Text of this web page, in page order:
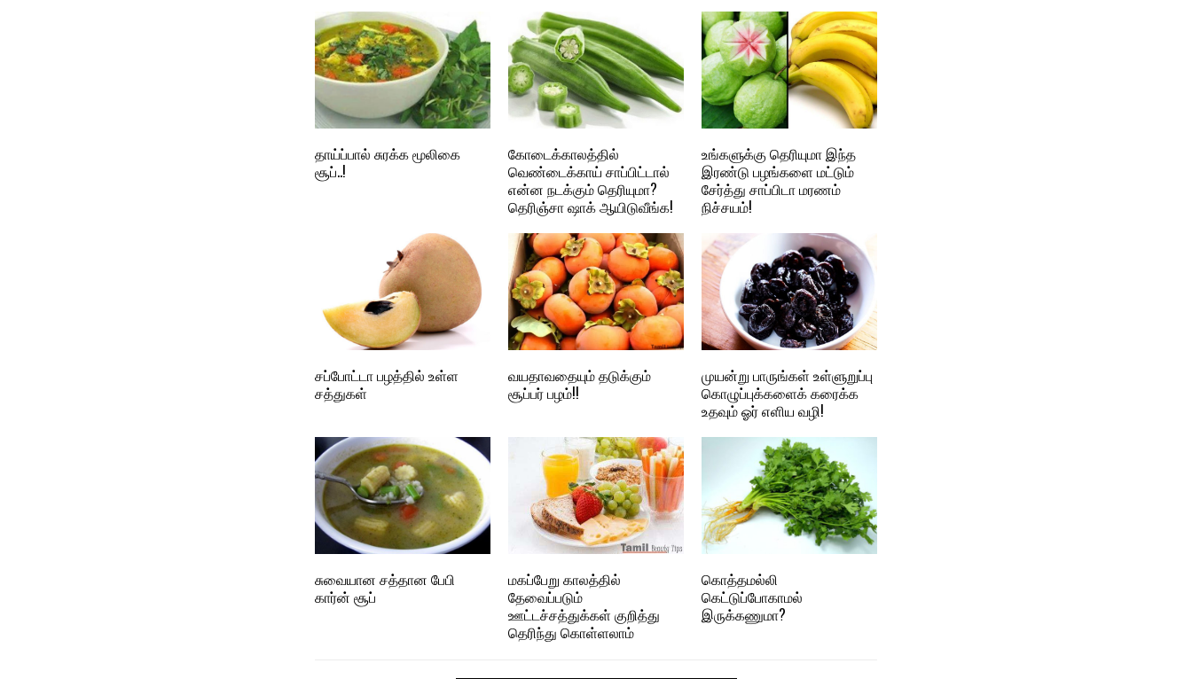
தாய்ப்பால் சுரக்க மூலிகை
சூப்..!
கோடைக்காலத்தில்
வெண்டைக்காய் சாப்பிட்டால்
என்ன நடக்கும் தெரியுமா?
தெரிஞ்சா ஷாக் ஆயிடுவீங்க!
உங்களுக்கு தெரியுமா இந்த
இரண்டு பழங்களை மட்டும்
சேர்த்து சாப்பிடா மரணம்
நிச்சயம்!
சப்போட்டா பழத்தில் உள்ள
சத்துகள்
வயதாவதையும் தடுக்கும்
சூப்பர் பழம்!!
முயன்று பாருங்கள் உள்ளுறுப்பு
கொழுப்புக்களைக் கரைக்க
உதவும் ஓர் எளிய வழி!
சுவையான சத்தான பேபி
கார்ன் சூப்
மகப்பேறு காலத்தில்
தேவைப்படும்
ஊட்டச்சத்துக்கள் குறித்து
தெரிந்து கொள்ளலாம்
கொத்தமல்லி
கெட்டுப்போகாமல்
இருக்கணுமா?